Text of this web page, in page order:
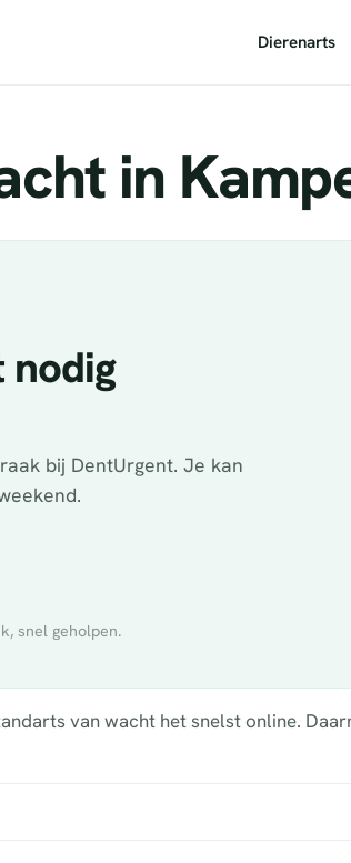
Dierenarts
in
nodig
bij DentUrgent. Je kan
snel geholpen.
van wacht het snelst online.